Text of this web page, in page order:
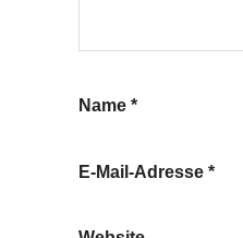
Name *
E-Mail-Adresse *